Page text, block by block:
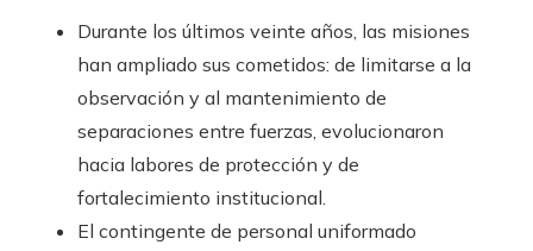
Durante los últimos veinte años, las misiones
han ampliado sus cometidos: de limitarse a la
observación y al mantenimiento de
separaciones entre fuerzas, evolucionaron
hacia labores de protección y de
fortalecimiento institucional.
El contingente de personal uniformado